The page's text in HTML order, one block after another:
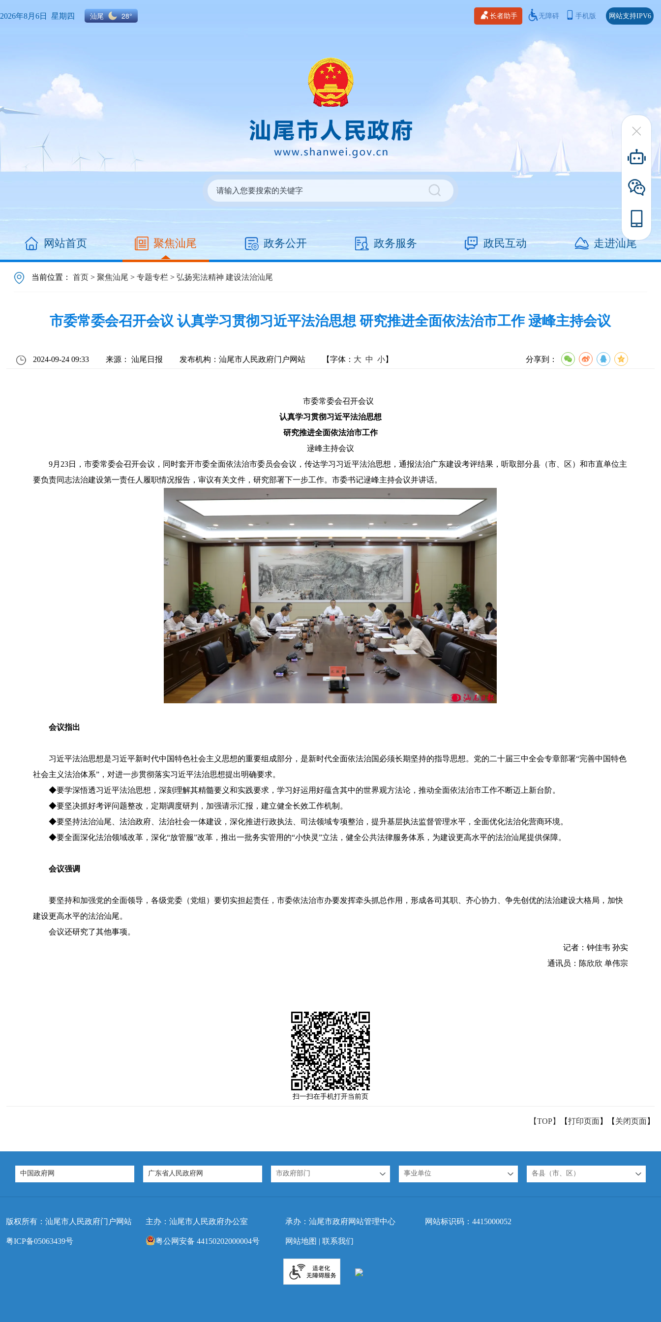
2026年8月6日 星期四 汕尾 28° 长者助手 无障碍 手机版 网站支持IPV6
网站首页 聚焦汕尾 政务公开 政务服务 政民互动 走进汕尾
当前位置：首页 >聚焦汕尾 >专题专栏 >弘扬宪法精神 建设法治汕尾
市委常委会召开会议 认真学习贯彻习近平法治思想 研究推进全面依法治市工作 逯峰主持会议
2024-09-24 09:33 来源： 汕尾日报 发布机构：汕尾市人民政府门户网站 【字体： 大 中 小】 分享到：
市委常委会召开会议
认真学习贯彻习近平法治思想
研究推进全面依法治市工作
逯峰主持会议
9月23日，市委常委会召开会议，同时套开市委全面依法治市委员会会议，传达学习习近平法治思想，通报法治广东建设考评结果，听取部分县（市、区）和市直单位主
要负责同志法治建设第一责任人履职情况报告，审议有关文件，研究部署下一步工作。市委书记逯峰主持会议并讲话。
会议指出
习近平法治思想是习近平新时代中国特色社会主义思想的重要组成部分，是新时代全面依法治国必须长期坚持的指导思想。党的二十届三中全会专章部署“完善中国特色
社会主义法治体系”，对进一步贯彻落实习近平法治思想提出明确要求。
◆要学深悟透习近平法治思想，深刻理解其精髓要义和实践要求，学习好运用好蕴含其中的世界观方法论，推动全面依法治市工作不断迈上新台阶。
◆要坚决抓好考评问题整改，定期调度研判，加强请示汇报，建立健全长效工作机制。
◆要坚持法治汕尾、法治政府、法治社会一体建设，深化推进行政执法、司法领域专项整治，提升基层执法监督管理水平，全面优化法治化营商环境。
◆要全面深化法治领域改革，深化“放管服”改革，推出一批务实管用的“小快灵”立法，健全公共法律服务体系，为建设更高水平的法治汕尾提供保障。
会议强调
要坚持和加强党的全面领导，各级党委（党组）要切实担起责任，市委依法治市办要发挥牵头抓总作用，形成各司其职、齐心协力、争先创优的法治建设大格局，加快
建设更高水平的法治汕尾。
会议还研究了其他事项。
记者：钟佳韦 孙实
通讯员：陈欣欣 单伟宗
扫一扫在手机打开当前页
【TOP】 【打印页面】【 关闭页面】
中国政府网 广东省人民政府网 市政府部门 事业单位 各县（市、区）
版权所有：汕尾市人民政府门户网站 主办：汕尾市人民政府办公室 承办：汕尾市政府网站管理中心 网站标识码：4415000052
粤ICP备05063439号 粤公网安备 44150202000004号 网站地图 | 联系我们